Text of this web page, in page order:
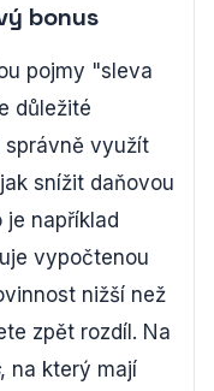
bonus
pojmy "sleva
důležité
správně využít
snížit daňovou
je například
vypočtenou
nižší než
zpět rozdíl. Na
, na který mají